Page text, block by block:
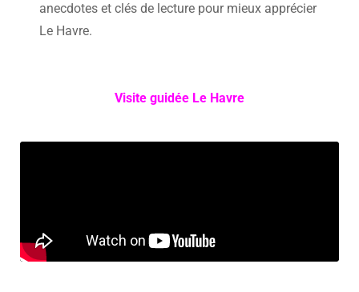
anecdotes et clés de lecture pour mieux apprécier
Le Havre.
Visite guidée Le Havre